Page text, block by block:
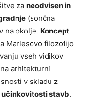
za neodvisen in
(sončna
na okolje. Koncept
Marlesovo filozofijo
vseh vidikov
arhitekturni
v skladu z
učinkovitosti stavb.